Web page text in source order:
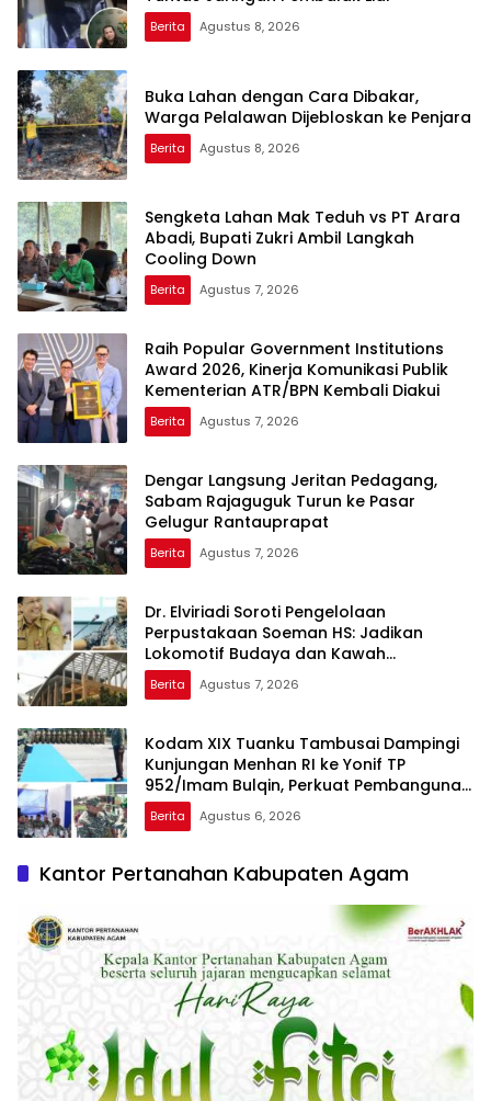
Berita Agustus 8, 2026
Buka Lahan dengan Cara Dibakar,
Warga Pelalawan Dijebloskan ke Penjara
Berita Agustus 8, 2026
Sengketa Lahan Mak Teduh vs PT Arara
Abadi, Bupati Zukri Ambil Langkah
Cooling Down
Berita Agustus 7, 2026
Raih Popular Government Institutions
Award 2026, Kinerja Komunikasi Publik
Kementerian ATR/BPN Kembali Diakui
Berita Agustus 7, 2026
Dengar Langsung Jeritan Pedagang,
Sabam Rajaguguk Turun ke Pasar
Gelugur Rantauprapat
Berita Agustus 7, 2026
Dr. Elviriadi Soroti Pengelolaan
Perpustakaan Soeman HS: Jadikan
Lokomotif Budaya dan Kawah
Candradimuka Intelektual
Berita Agustus 7, 2026
Kodam XIX Tuanku Tambusai Dampingi
Kunjungan Menhan RI ke Yonif TP
952/Imam Bulqin, Perkuat Pembangunan
Satuan
Berita Agustus 6, 2026
Kantor Pertanahan Kabupaten Agam